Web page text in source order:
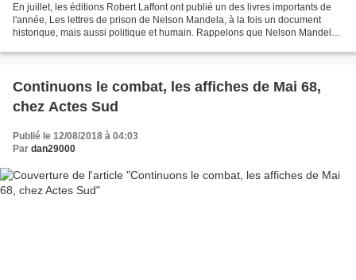
En juillet, les éditions Robert Laffont ont publié un des livres importants de
l'année, Les lettres de prison de Nelson Mandela, à la fois un document
historique, mais aussi politique et humain. Rappelons que Nelson Mandela
Continuons le combat, les affiches de Mai 68,
chez Actes Sud
Publié le 12/08/2018 à 04:03
Par dan29000